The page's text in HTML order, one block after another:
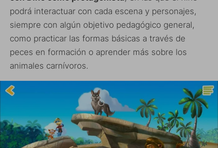
podrá interactuar con cada escena y personajes,
siempre con algún objetivo pedagógico general,
como practicar las formas básicas a través de
peces en formación o aprender más sobre los
animales carnívoros.